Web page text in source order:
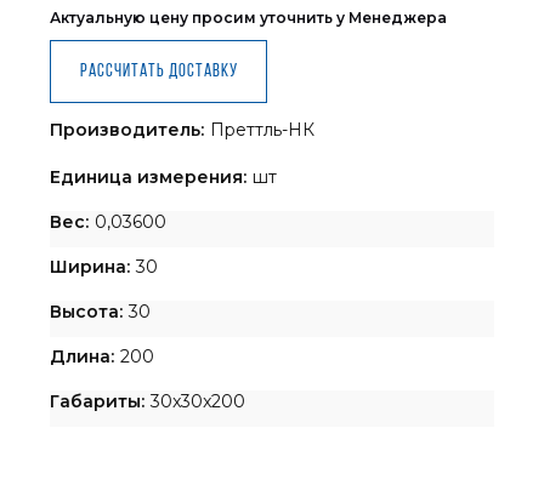
Актуальную цену просим уточнить у Менеджера
Рассчитать доставку
Производитель: Преттль-НК
Единица измерения: шт
Вес: 0,03600
Ширина: 30
Высота: 30
Длина: 200
Габариты: 30x30x200